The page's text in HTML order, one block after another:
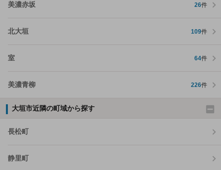
美濃赤坂 26件
北大垣 109件
室 64件
美濃青柳 226件
大垣市近隣の町域から探す
長松町
静里町